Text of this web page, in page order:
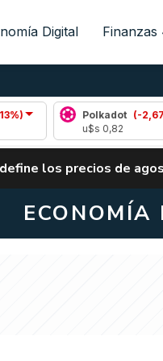
Digital Finanzas
Polkadot
(-2,67%)
ALERTA
los precios de
ECONOMÍA